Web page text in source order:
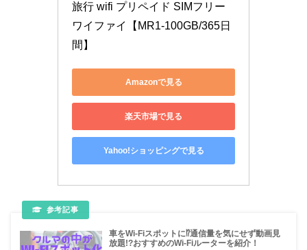
旅行 wifi プリペイド SIMフリー
ワイファイ【MR1-100GB/365日
間】
Amazonで見る
楽天市場で見る
Yahoo!ショッピングで見る
車をWi-Fiスポットに⁉通信量を気にせず動画見
放題!?おすすめのWi-Fiルーターを紹介！